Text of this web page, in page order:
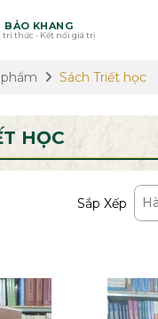
BẢO KHANG
tri thức - Kết nối giá trị
Sách Triết học
HỌC
Sắp Xếp